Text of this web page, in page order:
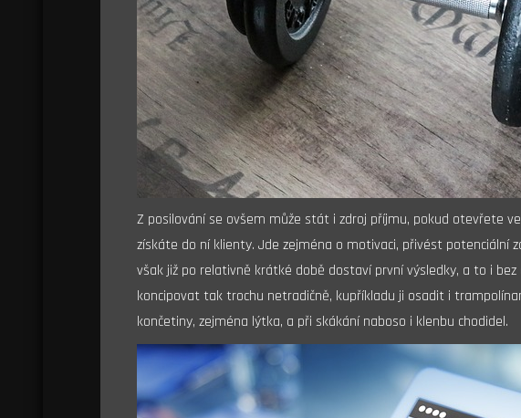
Z posilování se ovšem může stát i zdroj příjmu, pokud otevřete
získáte do ní klienty. Jde zejména o motivaci, přivést potenciální
však již po relativně krátké době dostaví první výsledky, a to i bez
koncipovat tak trochu netradičně, kupříkladu ji osadit i
končetiny, zejména lýtka, a při skákání naboso i klenbu chodidel.